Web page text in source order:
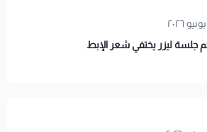
جلسة ليزر يختفي شعر الإبط